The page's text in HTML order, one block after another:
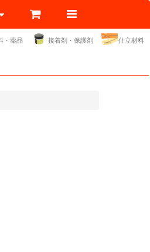
・薬品 接着剤・保護剤 仕立材料